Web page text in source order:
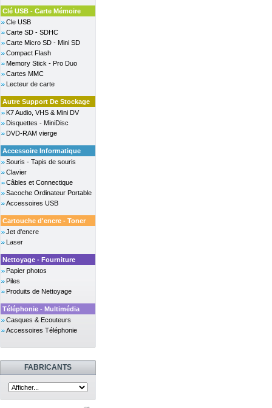
Clé USB - Carte Mémoire
Cle USB
Carte SD - SDHC
Carte Micro SD - Mini SD
Compact Flash
Memory Stick - Pro Duo
Cartes MMC
Lecteur de carte
Autre Support De Stockage
K7 Audio, VHS & Mini DV
Disquettes - MiniDisc
DVD-RAM vierge
Accessoire Informatique
Souris - Tapis de souris
Clavier
Câbles et Connectique
Sacoche Ordinateur Portable
Accessoires USB
Cartouche d'encre - Toner
Jet d'encre
Laser
Nettoyage - Fourniture
Papier photos
Piles
Produits de Nettoyage
Téléphonie - Multimédia
Casques & Ecouteurs
Accessoires Téléphonie
FABRICANTS